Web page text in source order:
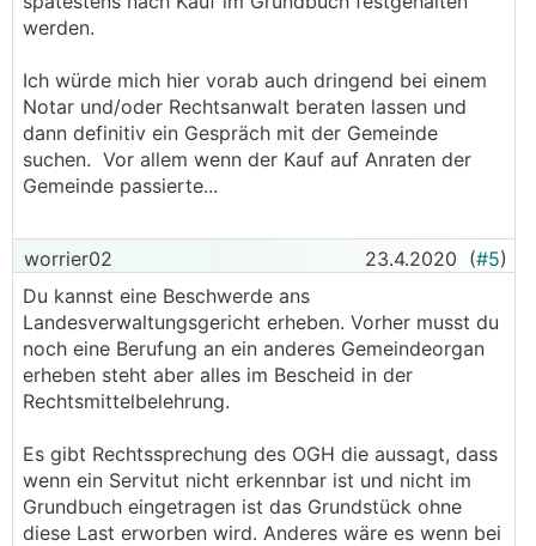
werden.
Ich würde mich hier vorab auch dringend bei einem
Notar und/oder Rechtsanwalt beraten lassen und
dann definitiv ein Gespräch mit der Gemeinde
suchen. Vor allem wenn der Kauf auf Anraten der
Gemeinde passierte...
worrier02 23.4.2020 (#5)
Du kannst eine Beschwerde ans
Landesverwaltungsgericht erheben. Vorher musst du
noch eine Berufung an ein anderes Gemeindeorgan
erheben steht aber alles im Bescheid in der
Rechtsmittelbelehrung.
Es gibt Rechtssprechung des OGH die aussagt, dass
wenn ein Servitut nicht erkennbar ist und nicht im
Grundbuch eingetragen ist das Grundstück ohne
diese Last erworben wird. Anderes wäre es wenn bei